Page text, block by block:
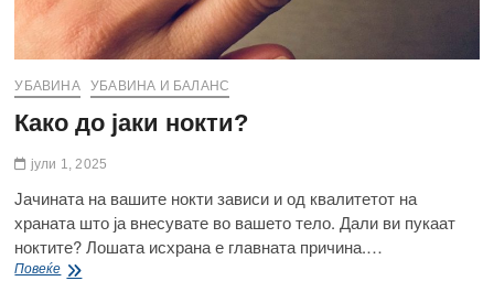
главна
УБАВИНА УБАВИНА И БАЛАНС
Како до јаки нокти?
јули 1, 2025
Јачината на вашите нокти зависи и од квалитетот на
храната што ја внесувате во вашето тело. Дали ви пукаат
ноктите? Лошата исхрана е главната причина.…
ПовеќеКако